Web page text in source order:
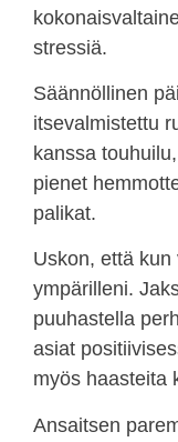
stressiä.
Säännöllinen
itsevalmistettu
kanssa
pienet
palikat.
Uskon, että
ympärilleni.
puuhastella
asiat
myös haasteita
Ansaitsen